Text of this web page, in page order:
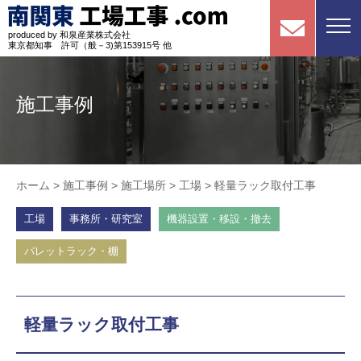
produced by 和泉産業株式会社
東京都知事 許可（般－3)第153915号 他
施工事例
ホーム > 施工事例 > 施工場所 > 工場 > 軽量ラック取付工事
工場 事務所・研究室 機器設置・移設・撤去
パレットラック・棚
軽量ラック取付工事